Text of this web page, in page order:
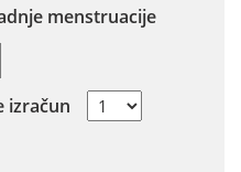
menstruacije
izračun